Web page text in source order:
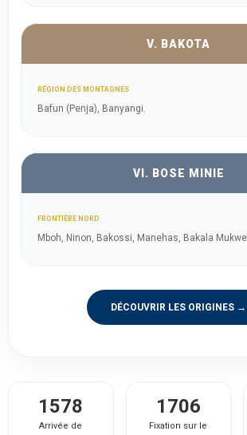
V. BAKOTA
RÉGION DES MONTAGNES
Bafun (Penja), Banyangi.
VI. BOSE MINIE
FRONTIÈRE NORD
Mboh, Ninon, Bakossi, Manehas, Bakala
DÉCOUVRIR LES ORIGINES →
1578
Arrivée de
1706
Fixation sur le